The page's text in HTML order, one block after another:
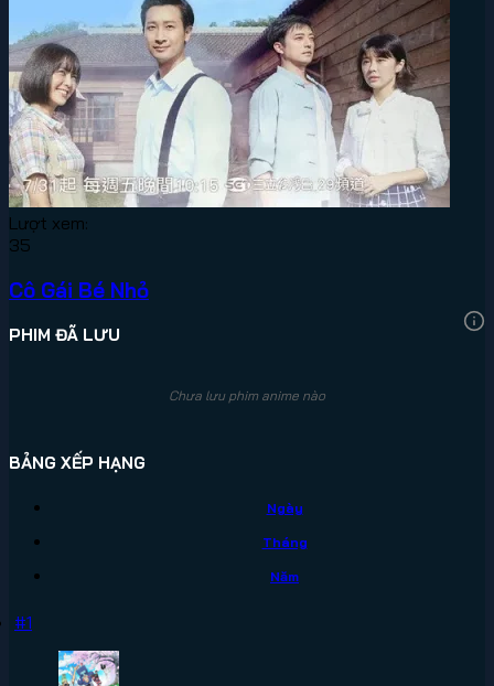
Lượt xem:
35
Cô Gái Bé Nhỏ
PHIM ĐÃ LƯU
Chưa lưu phim anime nào
BẢNG XẾP HẠNG
Ngày
Tháng
Năm
#1